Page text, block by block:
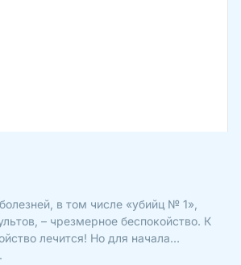
в том числе «убийц № 1»,
– чрезмерное беспокойство. К
лечится! Но для начала